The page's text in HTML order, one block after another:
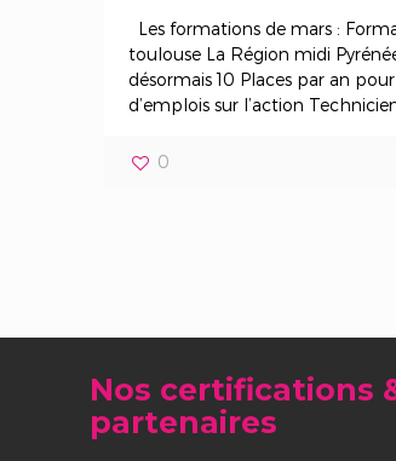
Les formations de mars :
toulouse La Région midi
désormais 10 Places par an
d’emplois sur l’action
0
Nos certifications
partenaires